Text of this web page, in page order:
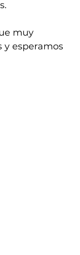
muy
y esperamos